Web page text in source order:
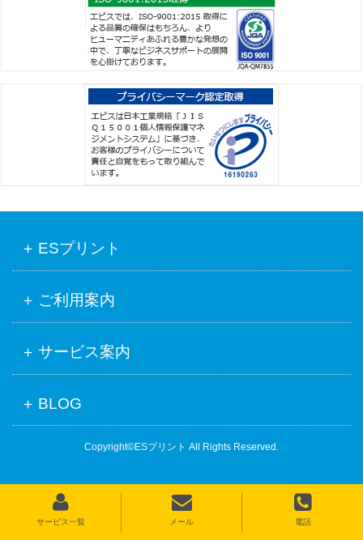
サービス一覧 メール 電話
ESプリント
ご利用案内
サービス案内
BLOG
Copyright©ESプリント All Rights Reserved.